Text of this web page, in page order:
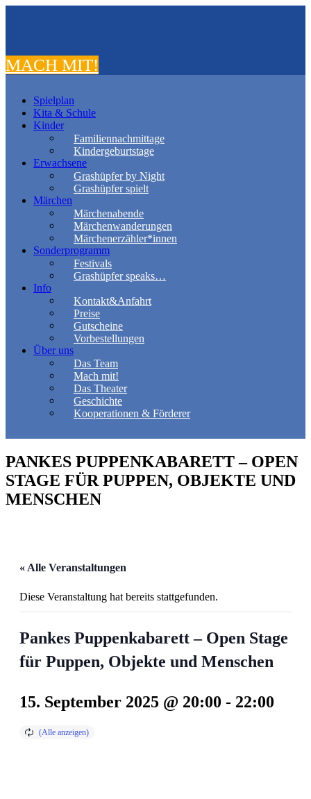
MACH MIT!
Spielplan
Kita & Schule
Kinder
Familiennachmittage
Kindergeburtstage
Erwachsene
Grashüpfer by Night
Grashüpfer spielt
Märchen
Märchenabende
Märchenwanderungen
Märchenerzähler*innen
Sonderprogramm
Festivals
Grashüpfer speaks…
Info
Kontakt&Anfahrt
Preise
Gutscheine
Vorbestellungen
Über uns
Das Team
Mach mit!
Das Theater
Geschichte
Kooperationen & Förderer
PANKES PUPPENKABARETT – OPEN
STAGE FÜR PUPPEN, OBJEKTE UND
MENSCHEN
« Alle Veranstaltungen
Diese Veranstaltung hat bereits stattgefunden.
Pankes Puppenkabarett – Open Stage
für Puppen, Objekte und Menschen
15. September 2025 @ 20:00 - 22:00